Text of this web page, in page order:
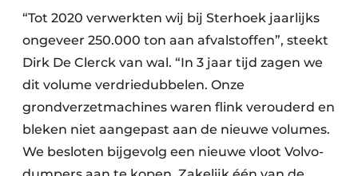
“Tot 2020 verwerkten wij bij Sterhoek jaarlijks
ongeveer 250.000 ton aan afvalstoffen”, steekt
Dirk De Clerck van wal. “In 3 jaar tijd zagen we
dit volume verdriedubbelen. Onze
grondverzetmachines waren flink verouderd en
bleken niet aangepast aan de nieuwe volumes.
We besloten bijgevolg een nieuwe vloot Volvo-